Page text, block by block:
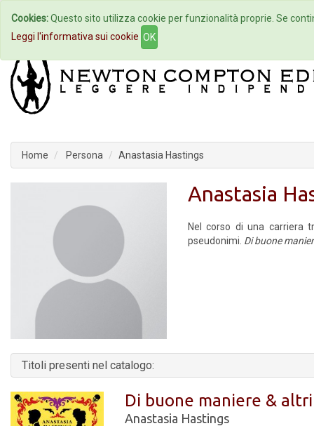
Home Autori Eventi
Home Persona Anastasia Hastings
Anastasia
Nel corso di una carriera
pseudonimi. Di buone
Titoli presenti nel catalogo:
Di buone maniere &
Anastasia Hastings
Cookies:Questo sito utilizza cookie per funzionalità proprie. Se
Leggi l'informativa sui cookie OK